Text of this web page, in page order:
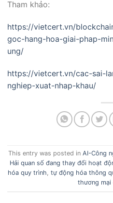
Tham khảo:
https://vietcert.vn/
goc-hang-hoa-giai-phap-
ung/
https://vietcert.vn/cac-sai-
nghiep-xuat-nhap-khau/
This entry was posted in AI-Công
Hải quan số đang thay đổi hoạt
hóa quy trình, tự động hóa thông
thương mại